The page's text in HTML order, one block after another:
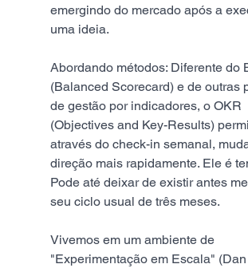
emergindo do mercado após a
uma ideia.
Abordando métodos: Diferente do
(Balanced Scorecard) e de outras
de gestão por indicadores, o OKR
(Objectives and Key-Results)
através do check-in semanal,
direção mais rapidamente. Ele é
Pode até deixar de existir antes
seu ciclo usual de três meses.
Vivemos em um ambiente de
"Experimentação em Escala" (Dan